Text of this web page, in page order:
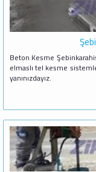
Beton Kesme
elmaslı tel kesme
yanınızdayız.